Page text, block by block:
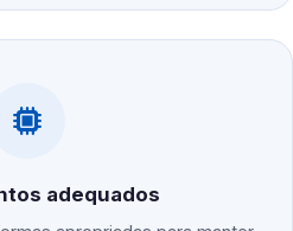
adequados